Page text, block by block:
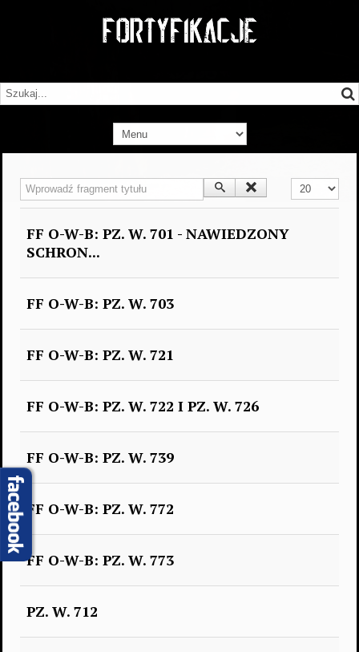
Wprowadź fragment tytułu Pokaż #
FF O-W-B: PZ. W. 701 - NAWIEDZONY
SCHRON...
FF O-W-B: PZ. W. 703
FF O-W-B: PZ. W. 721
FF O-W-B: PZ. W. 722 I PZ. W. 726
FF O-W-B: PZ. W. 739
FF O-W-B: PZ. W. 772
FF O-W-B: PZ. W. 773
PZ. W. 712